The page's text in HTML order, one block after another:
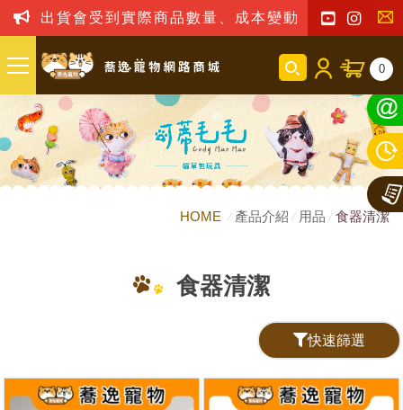
出貨會受到實際商品數量、成本變動之影響，我
聯
我
們
0
HOME 產品介紹 用品 食器清潔
食器清潔
快速篩選